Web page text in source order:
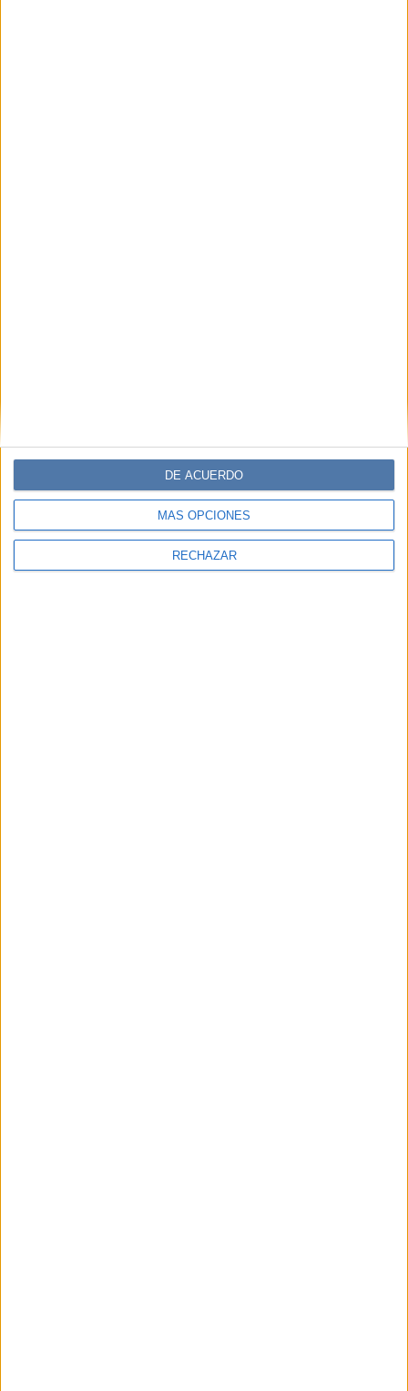
MÁS OPCIONES
RECHAZAR
DE ACUERDO